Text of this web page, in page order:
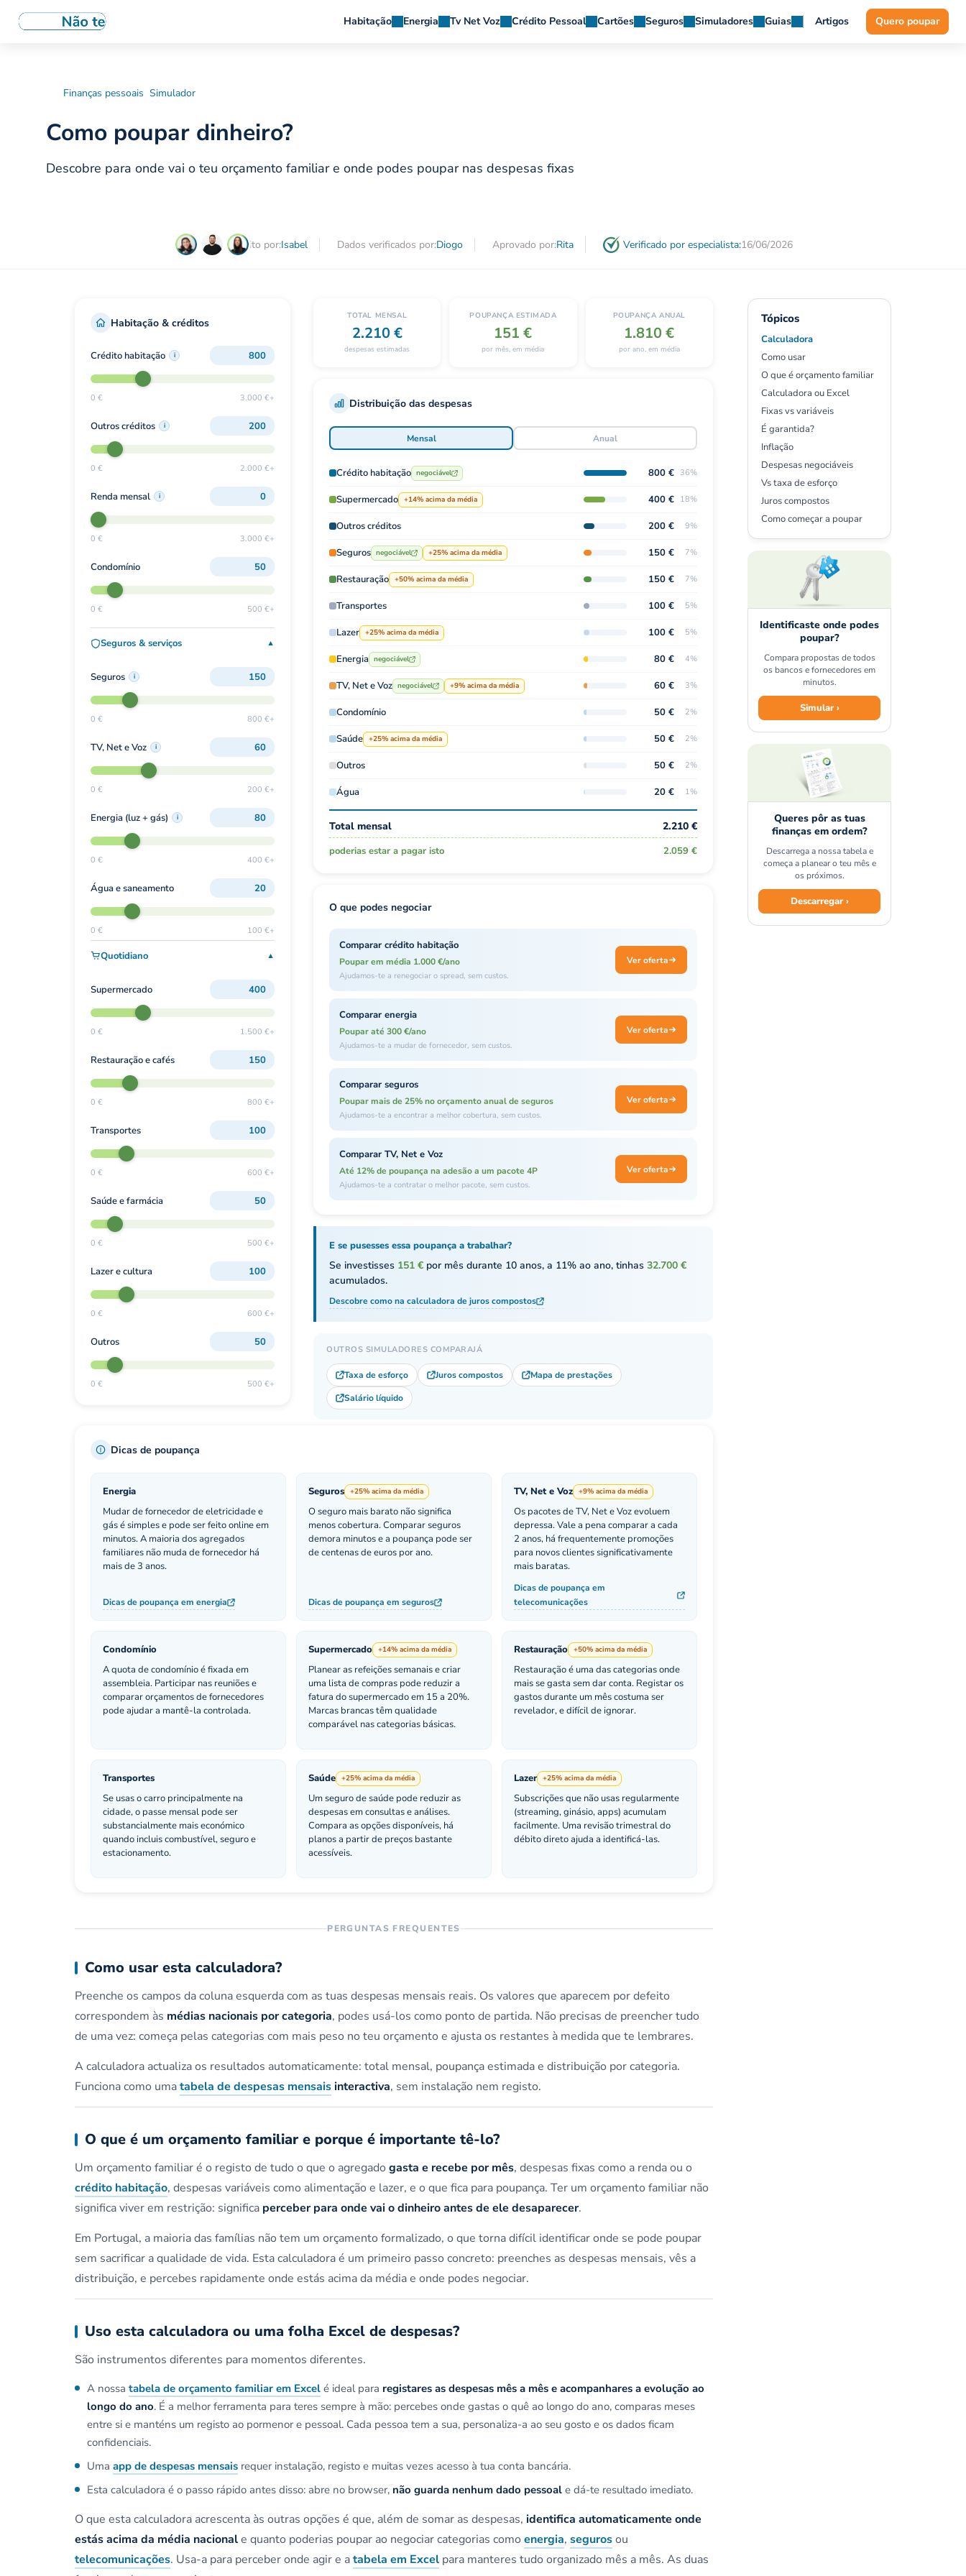
Habitação Energia Tv Net Voz Crédito Pessoal Cartões Seguros Simuladores Guias Artigos Quero poupar
Finanças pessoais Simulador
Como poupar dinheiro?
Descobre para onde vai o teu orçamento familiar e onde podes poupar nas despesas fixas
Escrito por:Isabel Dados verificados por:Diogo Aprovado por:Rita Verificado por especialista:16/06/2026
Habitação & créditos
Crédito habitação i
0 € 3.000 €+
Outros créditos i
0 € 2.000 €+
Renda mensal i
0 € 3.000 €+
Condomínio
0 € 500 €+
Seguros & serviços ▼
Seguros i
0 € 800 €+
TV, Net e Voz i
0 € 200 €+
Energia (luz + gás) i
0 € 400 €+
Água e saneamento
0 € 100 €+
Quotidiano ▼
Supermercado
0 € 1.500 €+
Restauração e cafés
0 € 800 €+
Transportes
0 € 600 €+
Saúde e farmácia
0 € 500 €+
Lazer e cultura
0 € 600 €+
Outros
0 € 500 €+
TOTAL MENSAL
2.210 €
despesas estimadas
POUPANÇA ESTIMADA
151 €
por mês, em média
POUPANÇA ANUAL
1.810 €
por ano, em média
Distribuição das despesas
Mensal Anual
Crédito habitação negociável 800 € 36%
Supermercado +14% acima da média 400 € 18%
Outros créditos 200 € 9%
Seguros negociável +25% acima da média 150 € 7%
Restauração +50% acima da média 150 € 7%
Transportes 100 € 5%
Lazer +25% acima da média 100 € 5%
Energia negociável 80 € 4%
TV, Net e Voz negociável +9% acima da média 60 € 3%
Condomínio 50 € 2%
Saúde +25% acima da média 50 € 2%
Outros 50 € 2%
Água 20 € 1%
Total mensal 2.210 €
poderias estar a pagar isto 2.059 €
O que podes negociar
Comparar crédito habitação
Poupar em média 1.000 €/ano
Ajudamos-te a renegociar o spread, sem custos.
Ver oferta
Comparar energia
Poupar até 300 €/ano
Ajudamos-te a mudar de fornecedor, sem custos.
Ver oferta
Comparar seguros
Poupar mais de 25% no orçamento anual de seguros
Ajudamos-te a encontrar a melhor cobertura, sem custos.
Ver oferta
Comparar TV, Net e Voz
Até 12% de poupança na adesão a um pacote 4P
Ajudamos-te a contratar o melhor pacote, sem custos.
Ver oferta
E se pusesses essa poupança a trabalhar?
Se investisses 151 € por mês durante 10 anos, a 11% ao ano, tinhas 32.700 €
acumulados.
Descobre como na calculadora de juros compostos
OUTROS SIMULADORES COMPARAJÁ
Taxa de esforço Juros compostos
Mapa de prestações
Salário líquido
Dicas de poupança
Energia
Mudar de fornecedor de eletricidade e
gás é simples e pode ser feito online em
minutos. A maioria dos agregados
familiares não muda de fornecedor há
mais de 3 anos.
Dicas de poupança em energia
Seguros +25% acima da média
O seguro mais barato não significa
menos cobertura. Comparar seguros
demora minutos e a poupança pode ser
de centenas de euros por ano.
Dicas de poupança em seguros
TV, Net e Voz +9% acima da média
Os pacotes de TV, Net e Voz evoluem
depressa. Vale a pena comparar a cada
2 anos, há frequentemente promoções
para novos clientes significativamente
mais baratas.
Dicas de poupança em
telecomunicações
Condomínio
A quota de condomínio é fixada em
assembleia. Participar nas reuniões e
comparar orçamentos de fornecedores
pode ajudar a mantê-la controlada.
Supermercado +14% acima da média
Planear as refeições semanais e criar
uma lista de compras pode reduzir a
fatura do supermercado em 15 a 20%.
Marcas brancas têm qualidade
comparável nas categorias básicas.
Restauração +50% acima da média
Restauração é uma das categorias onde
mais se gasta sem dar conta. Registar os
gastos durante um mês costuma ser
revelador, e difícil de ignorar.
Transportes
Se usas o carro principalmente na
cidade, o passe mensal pode ser
substancialmente mais económico
quando incluis combustível, seguro e
estacionamento.
Saúde +25% acima da média
Um seguro de saúde pode reduzir as
despesas em consultas e análises.
Compara as opções disponíveis, há
planos a partir de preços bastante
acessíveis.
Lazer +25% acima da média
Subscrições que não usas regularmente
(streaming, ginásio, apps) acumulam
facilmente. Uma revisão trimestral do
débito direto ajuda a identificá-las.
PERGUNTAS FREQUENTES
Como usar esta calculadora?
Preenche os campos da coluna esquerda com as tuas despesas mensais reais. Os valores que aparecem por defeito
correspondem às médias nacionais por categoria, podes usá-los como ponto de partida. Não precisas de preencher tudo
de uma vez: começa pelas categorias com mais peso no teu orçamento e ajusta os restantes à medida que te lembrares.
A calculadora actualiza os resultados automaticamente: total mensal, poupança estimada e distribuição por categoria.
Funciona como umatabela de despesas mensais interactiva, sem instalação nem registo.
O que é um orçamento familiar e porque é importante tê-lo?
Um orçamento familiar é o registo de tudo o que o agregado gasta e recebe por mês, despesas fixas como a renda ou o
crédito habitação, despesas variáveis como alimentação e lazer, e o que fica para poupança. Ter um orçamento familiar não
significa viver em restrição: significa perceber para onde vai o dinheiro antes de ele desaparecer.
Em Portugal, a maioria das famílias não tem um orçamento formalizado, o que torna difícil identificar onde se pode poupar
sem sacrificar a qualidade de vida. Esta calculadora é um primeiro passo concreto: preenches as despesas mensais, vês a
distribuição, e percebes rapidamente onde estás acima da média e onde podes negociar.
Uso esta calculadora ou uma folha Excel de despesas?
São instrumentos diferentes para momentos diferentes.
A nossa tabela de orçamento familiar em Excel é ideal para registares as despesas mês a mês e acompanhares a evolução ao
longo do ano. É a melhor ferramenta para teres sempre à mão: percebes onde gastas o quê ao longo do ano, comparas meses
entre si e manténs um registo ao pormenor e pessoal. Cada pessoa tem a sua, personaliza-a ao seu gosto e os dados ficam
confidenciais.
Uma app de despesas mensais requer instalação, registo e muitas vezes acesso à tua conta bancária.
Esta calculadora é o passo rápido antes disso: abre no browser, não guarda nenhum dado pessoal e dá-te resultado imediato.
O que esta calculadora acrescenta às outras opções é que, além de somar as despesas, identifica automaticamente onde
estás acima da média nacionale quanto poderias poupar ao negociar categorias como energia, segurosou
telecomunicações. Usa-a para perceber onde agir e atabela em Excel para manteres tudo organizado mês a mês. As duas
Tópicos
Calculadora
Como usar
O que é orçamento familiar
Calculadora ou Excel
Fixas vs variáveis
É garantida?
Inflação
Despesas negociáveis
Vs taxa de esforço
Juros compostos
Como começar a poupar
Identificaste onde podes
poupar?
Compara propostas de todos
os bancos e fornecedores em
minutos.
Simular ›
Queres pôr as tuas
finanças em ordem?
Descarrega a nossa tabela e
começa a planear o teu mês e
os próximos.
Descarregar ›